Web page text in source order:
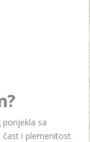
porijekla sa
i plemenitost.